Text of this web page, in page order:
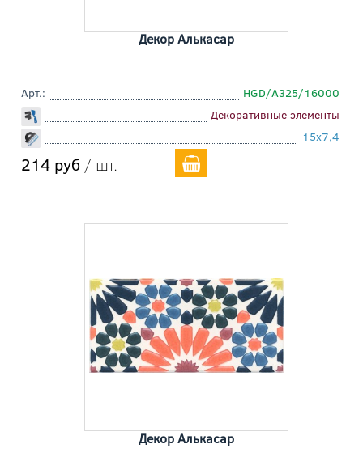
Декор Алькасар
Арт.:
HGD/A325/16000
Декоративные элементы
15x7,4
214 руб / шт.
Декор Алькасар